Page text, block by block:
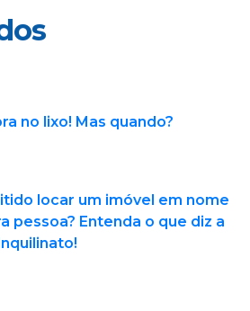
no lixo! Mas quando?
locar um imóvel em nome
pessoa? Entenda o que diz a